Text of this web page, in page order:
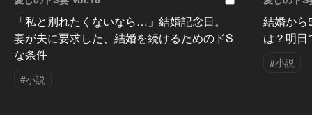
「私と別れたくないなら…」結婚記念日。
妻が夫に要求した、結婚を続けるためのドS
な条件
#小説
結婚から
は？明
#小説